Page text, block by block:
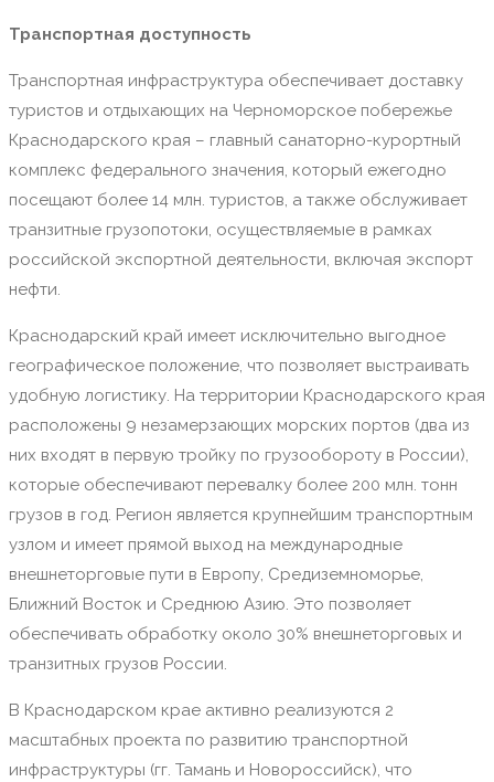
Транспортная доступность
Транспортная инфраструктура обеспечивает доставку
туристов и отдыхающих на Черноморское побережье
Краснодарского края – главный санаторно-курортный
комплекс федерального значения, который ежегодно
посещают более 14 млн. туристов, а также обслуживает
транзитные грузопотоки, осуществляемые в рамках
российской экспортной деятельности, включая экспорт
нефти.
Краснодарский край имеет исключительно выгодное
географическое положение, что позволяет выстраивать
удобную логистику. На территории Краснодарского края
расположены 9 незамерзающих морских портов (два из
них входят в первую тройку по грузообороту в России),
которые обеспечивают перевалку более 200 млн. тонн
грузов в год. Регион является крупнейшим транспортным
узлом и имеет прямой выход на международные
внешнеторговые пути в Европу, Средиземноморье,
Ближний Восток и Среднюю Азию. Это позволяет
обеспечивать обработку около 30% внешнеторговых и
транзитных грузов России.
В Краснодарском крае активно реализуются 2
масштабных проекта по развитию транспортной
инфраструктуры (гг. Тамань и Новороссийск), что